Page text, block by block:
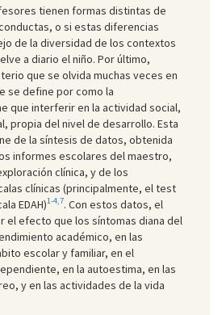
tienen formas distintas de
o si estas diferencias
de la diversidad de los contextos
a diario el niño. Por último,
que se olvida muchas veces en
se define por como la
que interferir en la actividad social,
propia del nivel de desarrollo. Esta
de la síntesis de datos, obtenida
informes escolares del maestro,
clínica, y de los
clínicas (principalmente, el test
EDAH)1-4,7. Con estos datos, el
el efecto que los síntomas diana del
académico, en las
escolar y familiar, en el
en la autoestima, en las
y en las actividades de la vida